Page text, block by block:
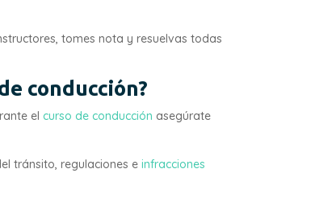
tomes nota y resuelvas todas
conducción?
el curso de conducción asegúrate
tránsito, regulaciones e infracciones